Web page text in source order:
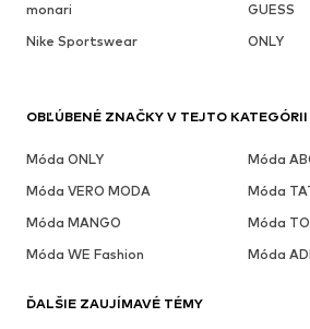
monari
GUESS
Nike Sportswear
ONLY
OBĽÚBENÉ ZNAČKY V TEJTO KATEGÓRII
Móda ONLY
Móda
Móda VERO MODA
Móda
Móda MANGO
Móda
Móda WE Fashion
Móda
ĎALŠIE ZAUJÍMAVÉ TÉMY